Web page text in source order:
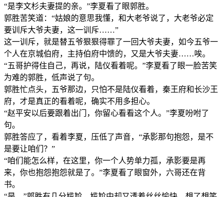
“是李文杉夫妻提的亲。”李夏看了眼郭胜。
郭胜苦笑道：“姑娘的意思我懂，和大老爷说了，大老爷必定
要训斥大爷夫妻，这一训斥……”
这一训斥，就是替五爷狠狠得罪了一回大爷夫妻，如今五爷一
个人在京城伯府，主持伯府中馈的，又是大爷夫妻……唉。
“五哥护得住自己，再说，陆仪看着呢。”李夏看了眼一脸苦笑
为难的郭胜，低声说了句。
郭胜忙点头，五爷那边，只怕不是陆仪看着，秦王府和长沙王
府，才是真正的看着呢，确实不用多担心。
“赵平安以后要跟着出门，你留心看看这个人。”李夏吩咐了
句。
郭胜答应了，看着李夏，压低了声音，“承影那句抱怨，是不
是要让咱们？”
“咱们能怎么样，在这里，你一个人势单力孤，承影要是再
来，你也抱怨抱怨就是了。”李夏看了眼窗外，六哥还在背
书。